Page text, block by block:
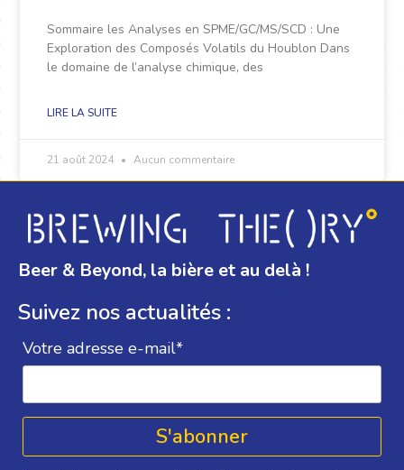
Sommaire les Analyses en SPME/GC/MS/SCD : Une
Exploration des Composés Volatils du Houblon Dans
le domaine de l’analyse chimique, des
LIRE LA SUITE
21 août 2024 Aucun commentaire
Beer & Beyond, la bière et au delà !
Suivez nos actualités :
Votre adresse e-mail*